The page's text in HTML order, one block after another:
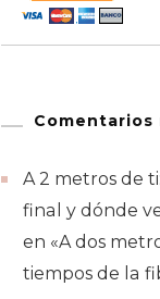
A 2 metros de
final y dónde
en «A dos
tiempos de la